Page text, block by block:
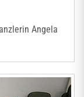
Angela